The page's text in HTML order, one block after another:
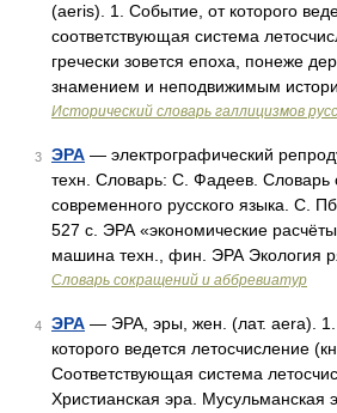
(aeris). 1. Событие, от которого
соответствующая система
гречески зовется епоха, понеже
знамением и неподвижимым
Исторический словарь галлицизмов
3 ЭРА — электрографический
техн. Словарь: С. Фадеев. Словарь
современного русского языка. С.
527 с. ЭРА «экономические
машина техн., фин. ЭРА Экология
Словарь сокращений и аббревиатур
4 ЭРА — ЭРА, эры, жен. (лат. aera).
которого ведется летосчисление
Соответствующая система
Христианская эра. Мусульманская